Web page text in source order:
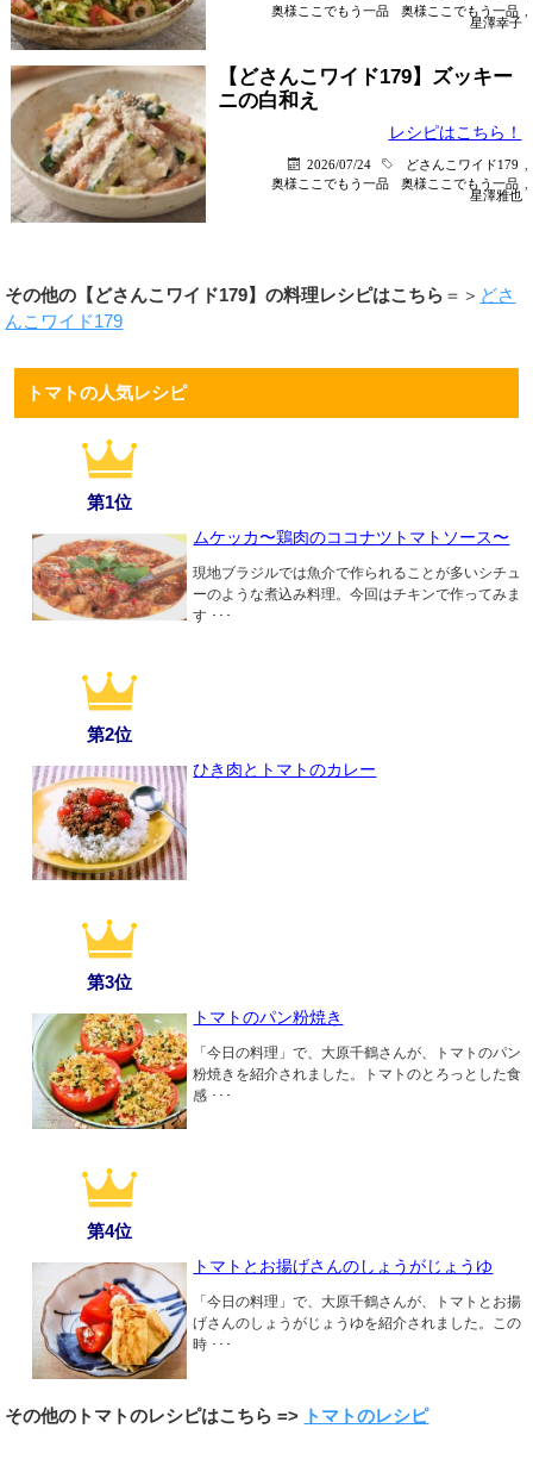
奥様ここでもう一品
奥様ここでもう一品
星澤幸子
【どさんこワイド179】ズッキー
ニの白和え
レシピはこちら！
2026/07/24 どさんこワイド179
奥様ここでもう一品
奥様ここでもう一品
星澤雅也
その他の【どさんこワイド179】の料理レシピはこちら ＝＞ どさ
んこワイド179
トマトの人気レシピ
第1位
ムケッカ〜鶏肉のココナツトマトソース〜
現地ブラジルでは魚介で作られることが多いシチュ
ーのような煮込み料理。今回はチキンで作ってみま
す ･･･
第2位
ひき肉とトマトのカレー
第3位
トマトのパン粉焼き
「今日の料理」で、大原千鶴さんが、トマトのパン
粉焼きを紹介されました。トマトのとろっとした食
感 ･･･
第4位
トマトとお揚げさんのしょうがじょうゆ
「今日の料理」で、大原千鶴さんが、トマトとお揚
げさんのしょうがじょうゆを紹介されました。この
時 ･･･
その他のトマトのレシピはこちら => トマトのレシピ